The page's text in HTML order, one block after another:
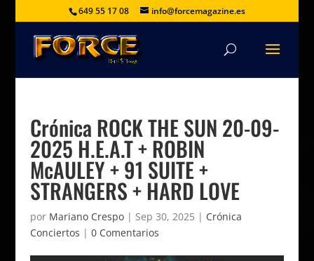
649 55 17 08 info@forcemagazine.es
Crónica ROCK THE SUN 20-09-
2025 H.E.A.T + ROBIN
McAULEY + 91 SUITE +
STRANGERS + HARD LOVE
por Mariano Crespo| Sep 30, 2025 | Crónica
Conciertos | 0 Comentarios